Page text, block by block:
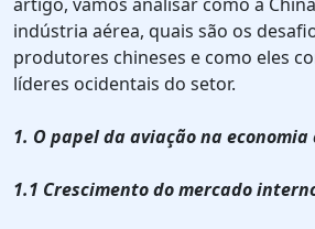
indústria aérea, quais são os
produtores chineses e como eles
líderes ocidentais do setor.
1. O papel da aviação na economia
1.1 Crescimento do mercado